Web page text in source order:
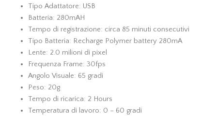
Tipo Adattatore: USB
Batteria: 280mAH
Tempo di registrazione: circa 85 minuti consecutivi
Tipo Batteria: Recharge Polymer battery 280mA
Lente: 2.0 milioni di pixel
Frequenza Frame: 30fps
Angolo Visuale: 65 gradi
Peso: 20g
Tempo di ricarica: 2 Hours
Temperatura di lavoro: 0 – 60 gradi